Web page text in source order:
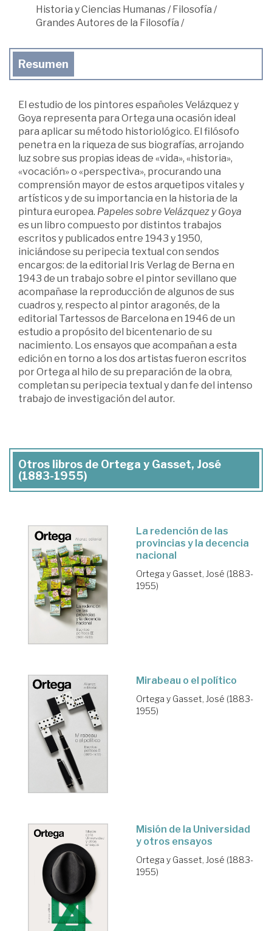
Historia y Ciencias Humanas/Filosofía /
Grandes Autores de la Filosofía /
Resumen
El estudio de los pintores españoles Velázquez y
Goya representa para Ortega una ocasión ideal
para aplicar su método historiológico. El filósofo
penetra en la riqueza de sus biografías, arrojando
luz sobre sus propias ideas de «vida», «historia»,
«vocación» o «perspectiva», procurando una
comprensión mayor de estos arquetipos vitales y
artísticos y de su importancia en la historia de la
pintura europea. Papeles sobre Velázquez y Goya
es un libro compuesto por distintos trabajos
escritos y publicados entre 1943 y 1950,
iniciándose su peripecia textual con sendos
encargos: de la editorial Iris Verlag de Berna en
1943 de un trabajo sobre el pintor sevillano que
acompañase la reproducción de algunos de sus
cuadros y, respecto al pintor aragonés, de la
editorial Tartessos de Barcelona en 1946 de un
estudio a propósito del bicentenario de su
nacimiento. Los ensayos que acompañan a esta
edición en torno a los dos artistas fueron escritos
por Ortega al hilo de su preparación de la obra,
completan su peripecia textual y dan fe del intenso
trabajo de investigación del autor.
Otros libros de Ortega y Gasset, José
(1883-1955)
La redención de las
provincias y la decencia
nacional
Ortega y Gasset, José (1883-
1955)
Mirabeau o el político
Ortega y Gasset, José (1883-
1955)
Misión de la Universidad
y otros ensayos
Ortega y Gasset, José (1883-
1955)